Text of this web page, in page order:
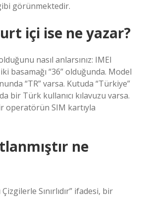
görünmektedir.
içi ise ne yazar?
nasıl anlarsınız: IMEI
basamağı “36” olduğunda. Model
“TR” varsa. Kutuda “Türkiye”
bir Türk kullanıcı kılavuzu varsa.
operatörün SIM kartıyla
ne
Çizgilerle Sınırlıdır” ifadesi, bir